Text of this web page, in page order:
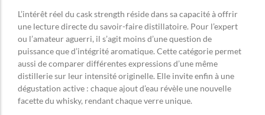
L’intérêt réel du cask strength réside dans sa capacité à offrir
une lecture directe du savoir-faire distillatoire. Pour l’expert
ou l’amateur aguerri, il s’agit moins d’une question de
puissance que d’intégrité aromatique. Cette catégorie permet
aussi de comparer différentes expressions d’une même
distillerie sur leur intensité originelle. Elle invite enfin à une
dégustation active : chaque ajout d’eau révèle une nouvelle
facette du whisky, rendant chaque verre unique.